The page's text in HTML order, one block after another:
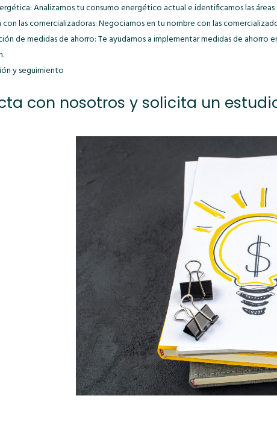
Analizamos tu consumo energético actual e identificamos las
las comercializadoras: Negociamos en tu nombre con las
de medidas de ahorro: Te ayudamos a implementar medidas de
y seguimiento
con nosotros y solicita un